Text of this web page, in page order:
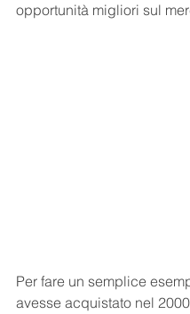
opportunità migliori sul
Per fare un semplice
avesse acquistato nel